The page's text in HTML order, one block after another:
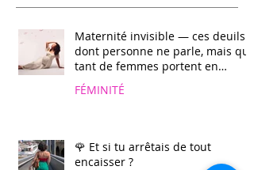
Maternité invisible — ces deuils
dont personne ne parle, mais que
tant de femmes portent en
silence 🕊️
FÉMINITÉ
🌹 Et si tu arrêtais de tout
encaisser ?